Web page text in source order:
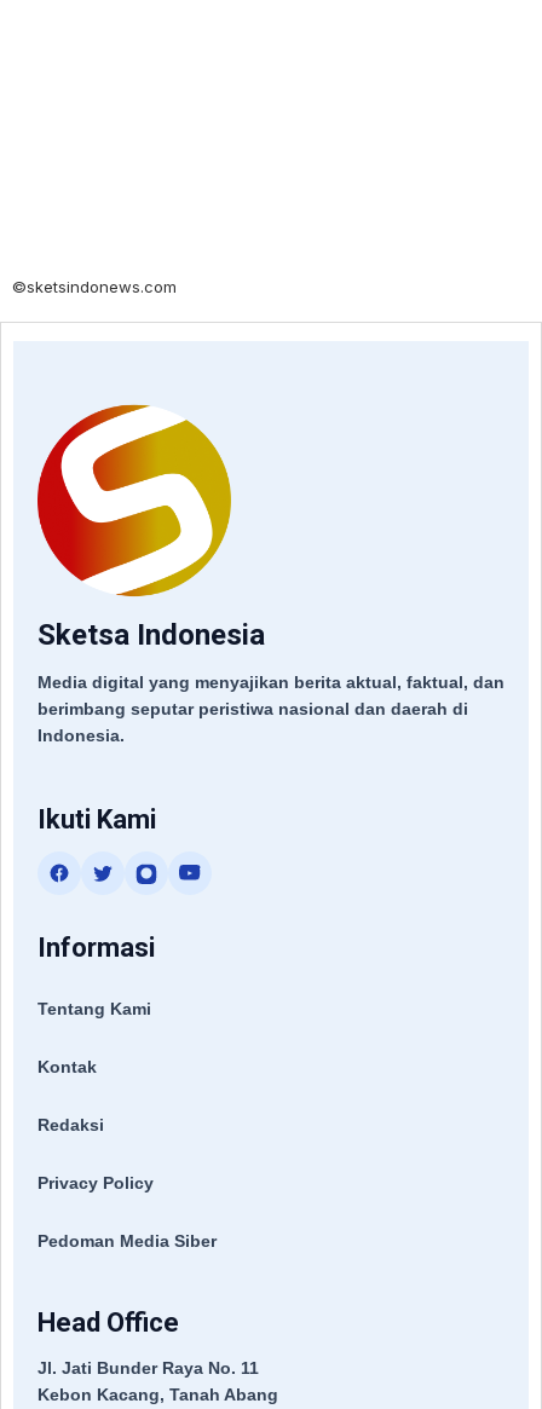
©sketsindonews.com
Sketsa Indonesia
Media digital yang menyajikan berita aktual, faktual, dan
berimbang seputar peristiwa nasional dan daerah di
Indonesia.
Ikuti Kami
Informasi
Tentang Kami
Kontak
Redaksi
Privacy Policy
Pedoman Media Siber
Head Office
Jl. Jati Bunder Raya No. 11
Kebon Kacang, Tanah Abang